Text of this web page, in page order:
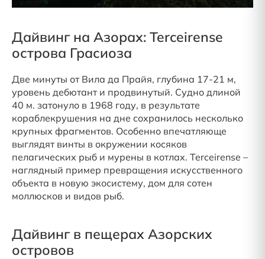
Дайвинг на Азорах: Terceirense
острова Грасиоза
Две минуты от Вила да Прайя, глубина 17-21 м,
уровень дебютант и продвинутый. Судно длиной
40 м. затонуло в 1968 году, в результате
кораблекрушения на дне сохранилось несколько
крупных фрагментов. Особенно впечатляюще
выглядят винты в окружении косяков
пелагических рыб и мурены в котлах. Terceirense –
наглядный пример превращения искусственного
объекта в новую экосистему, дом для сотен
моллюсков и видов рыб.
Дайвинг в пещерах Азорских
островов